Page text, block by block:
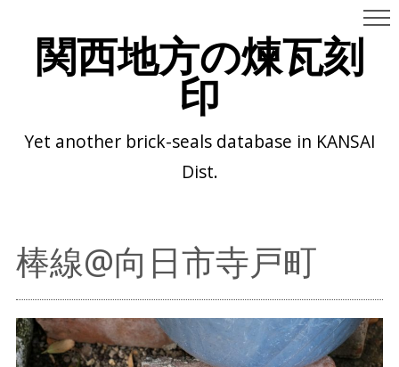
関西地方の煉瓦刻
印
Yet another brick-seals database in KANSAI
Dist.
棒線@向日市寺戸町